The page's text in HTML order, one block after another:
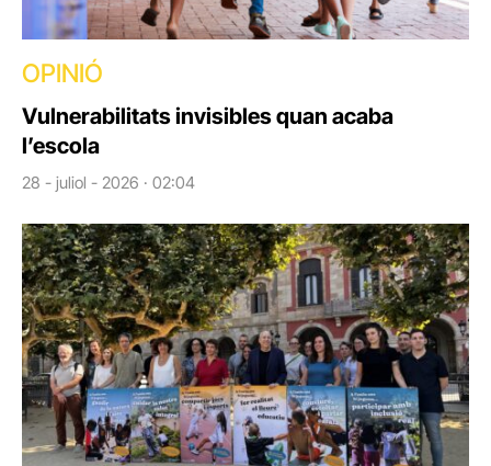
OPINIÓ
Vulnerabilitats invisibles quan acaba
l’escola
28 - juliol - 2026 · 02:04